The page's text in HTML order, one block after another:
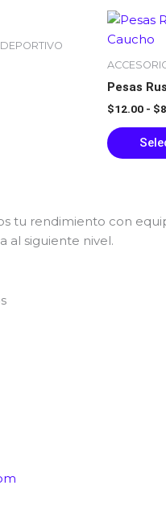
Pesas
$12.00 - $
tu rendimiento con
al siguiente nivel.